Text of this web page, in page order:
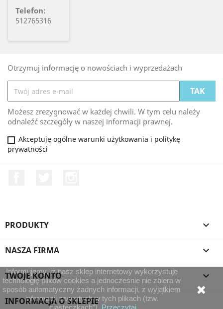
Telefon:
512765316
Otrzymuj informację o nowościach i wyprzedażach
Możesz zrezygnować w każdej chwili. W tym celu należy
odnaleźć szczegóły w naszej informacji prawnej.
Akceptuję ogólne warunki użytkowania i politykę
prywatności
PRODUKTY 
NASZA FIRMA 
TWOJE KONTO 
INFORMACJA O SKLEPIE
Informujemy, iż nasz sklep internetowy wykorzystuje
technologię plików cookies a jednocześnie nie zbiera w
sposób automatyczny żadnych informacji, z wyjątkiem
informacji zawartych w tych plikach (tzw.
„ciasteczkach”). Przeczytaj